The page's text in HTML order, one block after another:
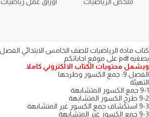
بصغيه pdf على موقع اجاباتكم
ويشمل محتويات الكتاب الالكتروني كاملا
الفصل 9: جمع الكسور وطرحها
التهيئة
9-1 جمع الكسور المتشابهة
9-2 طرح الكسور المتشابهة
9-3 استكشاف جمع الكسور غير المتشابهة
9-3 جمع الكسور غير المتشابهة